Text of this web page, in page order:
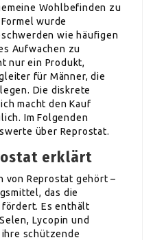
Wohlbefinden zu
wurde
wie häufigen
Aufwachen zu
nur ein Produkt,
für Männer, die
Die diskrete
macht den Kauf
Im Folgenden
über Reprostat.
erklärt
von Reprostat gehört –
das die
Es enthält
Lycopin und
schützende